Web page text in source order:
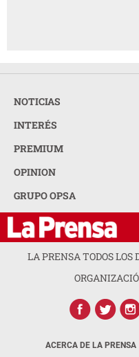
NOTICIAS
INTERÉS
PREMIUM
OPINION
GRUPO OPSA
LA PRENSA TODOS LOS
ACERCA DE LA PRENSA